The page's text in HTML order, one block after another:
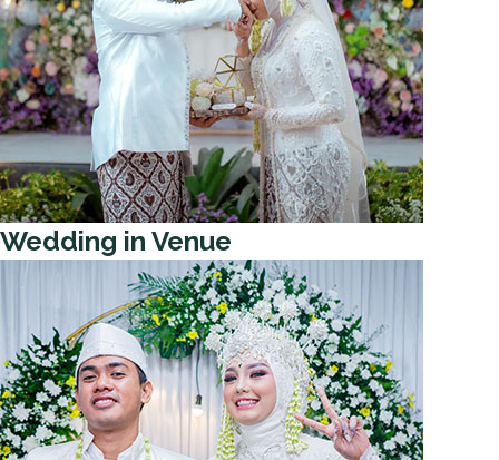
Wedding in Venue